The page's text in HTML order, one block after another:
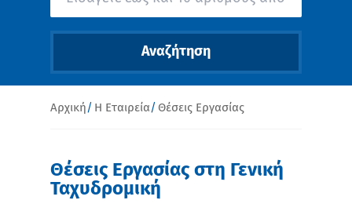
Αρχική Η Εταιρεία Θέσεις Εργασίας
Θέσεις Εργασίας στη Γενική
Ταχυδρομική